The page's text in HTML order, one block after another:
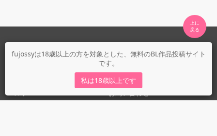
fujossyは18歳以上の方を対象とした、無料のBL作品投稿サイト
です。
私は18歳以上です
上に
fujossyについて
fujossy運営ブログ